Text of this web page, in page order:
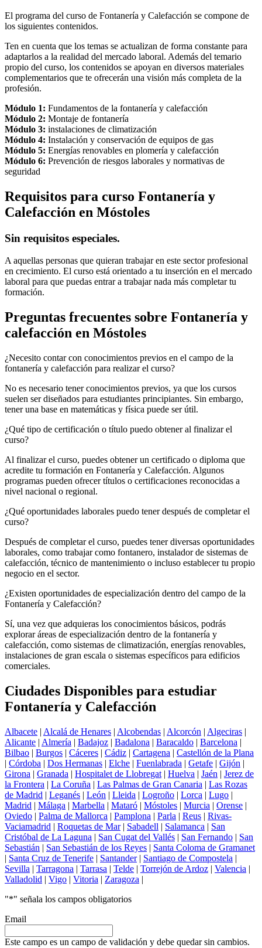
El programa del curso de Fontanería y Calefacción se compone de
los siguientes contenidos.
Ten en cuenta que los temas se actualizan de forma constante para
adaptarlos a la realidad del mercado laboral. Además del temario
propio del curso, los contenidos se apoyan en diversos materiales
complementarios que te ofrecerán una visión más completa de la
profesión.
Módulo 1: Fundamentos de la fontanería y calefacción
Módulo 2: Montaje de fontanería
Módulo 3: instalaciones de climatización
Módulo 4: Instalación y conservación de equipos de gas
Módulo 5: Energías renovables en plomería y calefacción
Módulo 6: Prevención de riesgos laborales y normativas de
seguridad
Requisitos para curso Fontanería y
Calefacción en Móstoles
Sin requisitos especiales.
A aquellas personas que quieran trabajar en este sector profesional
en crecimiento. El curso está orientado a tu inserción en el mercado
laboral para que puedas entrar a trabajar nada más completar tu
formación.
Preguntas frecuentes sobre Fontanería y
calefacción en Móstoles
¿Necesito contar con conocimientos previos en el campo de la
fontanería y calefacción para realizar el curso?
No es necesario tener conocimientos previos, ya que los cursos
suelen ser diseñados para estudiantes principiantes. Sin embargo,
tener una base en matemáticas y física puede ser útil.
¿Qué tipo de certificación o título puedo obtener al finalizar el
curso?
Al finalizar el curso, puedes obtener un certificado o diploma que
acredite tu formación en Fontanería y Calefacción. Algunos
programas pueden ofrecer títulos o certificaciones reconocidas a
nivel nacional o regional.
¿Qué oportunidades laborales puedo tener después de completar el
curso?
Después de completar el curso, puedes tener diversas oportunidades
laborales, como trabajar como fontanero, instalador de sistemas de
calefacción, técnico de mantenimiento o incluso establecer tu propio
negocio en el sector.
¿Existen oportunidades de especialización dentro del campo de la
Fontanería y Calefacción?
Sí, una vez que adquieras los conocimientos básicos, podrás
explorar áreas de especialización dentro de la fontanería y
calefacción, como sistemas de climatización, energías renovables,
instalaciones de gran escala o sistemas específicos para edificios
comerciales.
Ciudades Disponibles para estudiar
Fontanería y Calefacción
Albacete | Alcalá de Henares | Alcobendas | Alcorcón | Algeciras |
Alicante | Almería | Badajoz | Badalona | Baracaldo | Barcelona |
Bilbao | Burgos | Cáceres | Cádiz | Cartagena | Castellón de la Plana
| Córdoba | Dos Hermanas | Elche | Fuenlabrada | Getafe | Gijón |
Girona | Granada | Hospitalet de Llobregat | Huelva | Jaén | Jerez de
la Frontera | La Coruña | Las Palmas de Gran Canaria | Las Rozas
de Madrid | Leganés | León | Lleida | Logroño | Lorca | Lugo |
Madrid | Málaga | Marbella | Mataró | Móstoles | Murcia | Orense |
Oviedo | Palma de Mallorca | Pamplona | Parla | Reus | Rivas-
Vaciamadrid | Roquetas de Mar| Sabadell | Salamanca | San
Cristóbal de La Laguna | San Cugat del Vallés | San Fernando | San
Sebastián | San Sebastián de los Reyes | Santa Coloma de Gramanet
| Santa Cruz de Tenerife | Santander| Santiago de Compostela |
Sevilla | Tarragona | Tarrasa | Telde | Torrejón de Ardoz | Valencia |
Valladolid | Vigo | Vitoria | Zaragoza |
"*" señala los campos obligatorios
Email
Este campo es un campo de validación y debe quedar sin cambios.